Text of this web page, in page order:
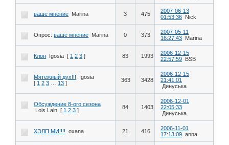
ваше мнение Marina 3 475
2007-06-13
01:53:36 Nick
Опрос: ваше мнение Marina 0 373
2007-05-11
16:27:43 Marina
Клон Igosia [ 1 2 3 ] 83 1993
2006-12-15
22:57:59
BSB
Мятежный дух!!!
Igosia
[ 1 2 3 13 ] 363 3428
2006-12-15
21:41:01
Динуська
Обсуждение 8-ого сезона
Lois Lain [ 1 2 3 ] 84 1403
2006-12-01
22:05:33
Динуська
ХЭЛП МИ!!!! oxana 21 416
2006-11-01
17:13:09 anna